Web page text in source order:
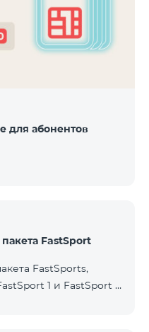
для абонентов
FastSport
FastSports,
1 и FastSport 2,